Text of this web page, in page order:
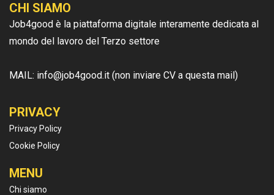
CHI SIAMO
Job4good è la piattaforma digitale interamente dedicata al
mondo del lavoro del Terzo settore
MAIL: info@job4good.it (non inviare CV a questa mail)
PRIVACY
Privacy Policy
Cookie Policy
MENU
Chi siamo